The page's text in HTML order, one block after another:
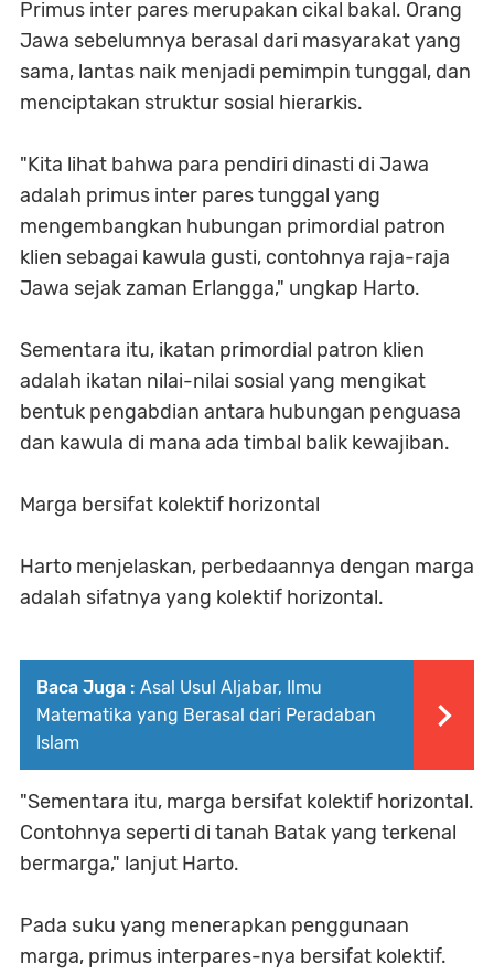
Primus inter pares merupakan cikal bakal. Orang
Jawa sebelumnya berasal dari masyarakat yang
sama, lantas naik menjadi pemimpin tunggal, dan
menciptakan struktur sosial hierarkis.
"Kita lihat bahwa para pendiri dinasti di Jawa
adalah primus inter pares tunggal yang
mengembangkan hubungan primordial patron
klien sebagai kawula gusti, contohnya raja-raja
Jawa sejak zaman Erlangga," ungkap Harto.
Sementara itu, ikatan primordial patron klien
adalah ikatan nilai-nilai sosial yang mengikat
bentuk pengabdian antara hubungan penguasa
dan kawula di mana ada timbal balik kewajiban.
Marga bersifat kolektif horizontal
Harto menjelaskan, perbedaannya dengan marga
adalah sifatnya yang kolektif horizontal.
Baca Juga : Asal Usul Aljabar, Ilmu
Matematika yang Berasal dari Peradaban
Islam
"Sementara itu, marga bersifat kolektif horizontal.
Contohnya seperti di tanah Batak yang terkenal
bermarga," lanjut Harto.
Pada suku yang menerapkan penggunaan
marga, primus interpares-nya bersifat kolektif.